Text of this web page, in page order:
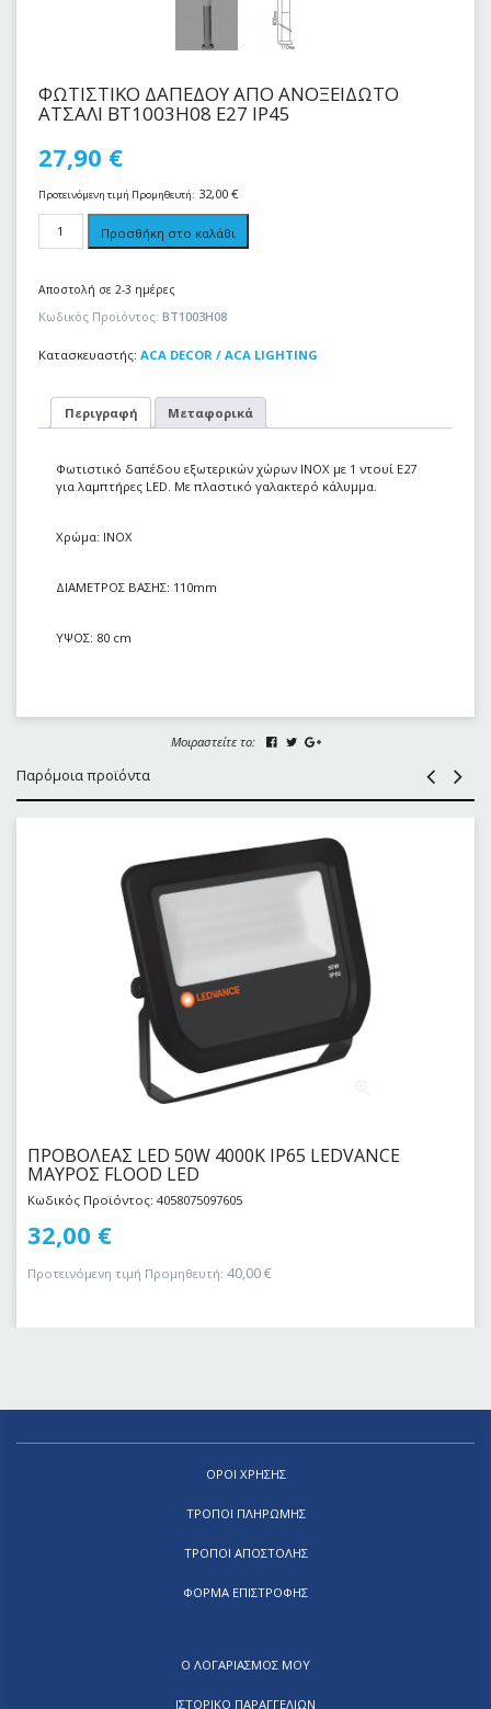
ΦΩΤΙΣΤΙΚΟ ΔΑΠΕΔOY ΑΠΟ ΑΝΟΞΕΙΔΩΤΟ
ΑΤΣΑΛΙ BT1003H08 E27 IP45
27,90 €
Προτεινόμενη τιμή Προμηθευτή: 32,00 €
Προσθήκη στο καλάθι
Αποστολή σε 2-3 ημέρες
Κωδικός Προϊόντος: BT1003H08
Κατασκευαστής: ACA DECOR / ACA LIGHTING
Περιγραφή Μεταφορικά
Φωτιστικό δαπέδου εξωτερικών χώρων INOX με 1 ντουί E27
για λαμπτήρες LED. Με πλαστικό γαλακτερό κάλυμμα.
Χρώμα: ΙΝΟΧ
ΔΙΑΜΕΤΡΟΣ ΒΑΣΗΣ: 110mm
ΥΨΟΣ: 80 cm
Μοιραστείτε το:
Παρόμοια προϊόντα
ΠΡΟΒΟΛΕΑΣ LED 50W 4000Κ IP65 LEDVANCE
ΜΑΥΡΟΣ FLOOD LED
Κωδικός Προϊόντος: 4058075097605
32,00 €
Προτεινόμενη τιμή Προμηθευτή: 40,00€
ΟΡΟΙ ΧΡΗΣΗΣ
ΤΡΟΠΟΙ ΠΛΗΡΩΜΗΣ
ΤΡΟΠΟΙ ΑΠΟΣΤΟΛΗΣ
ΦΟΡΜΑ ΕΠΙΣΤΡΟΦΗΣ
Ο ΛΟΓΑΡΙΑΣΜΟΣ ΜΟΥ
ΙΣΤΟΡΙΚΟ ΠΑΡΑΓΓΕΛΙΩΝ